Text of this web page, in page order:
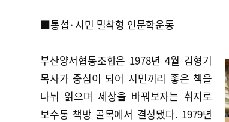
■통섭·시민 밀착형 인문학운동
부산양서협동조합은 1978년 4월 김형기
목사가 중심이 되어 시민끼리 좋은 책을
나눠 읽으며 세상을 바꿔보자는 취지로
보수동 책방 골목에서 결성됐다. 1979년